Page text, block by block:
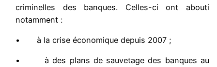
criminelles des banques. Celles-ci ont abouti
notamment :
• à la crise économique depuis 2007 ;
• à des plans de sauvetage des banques au